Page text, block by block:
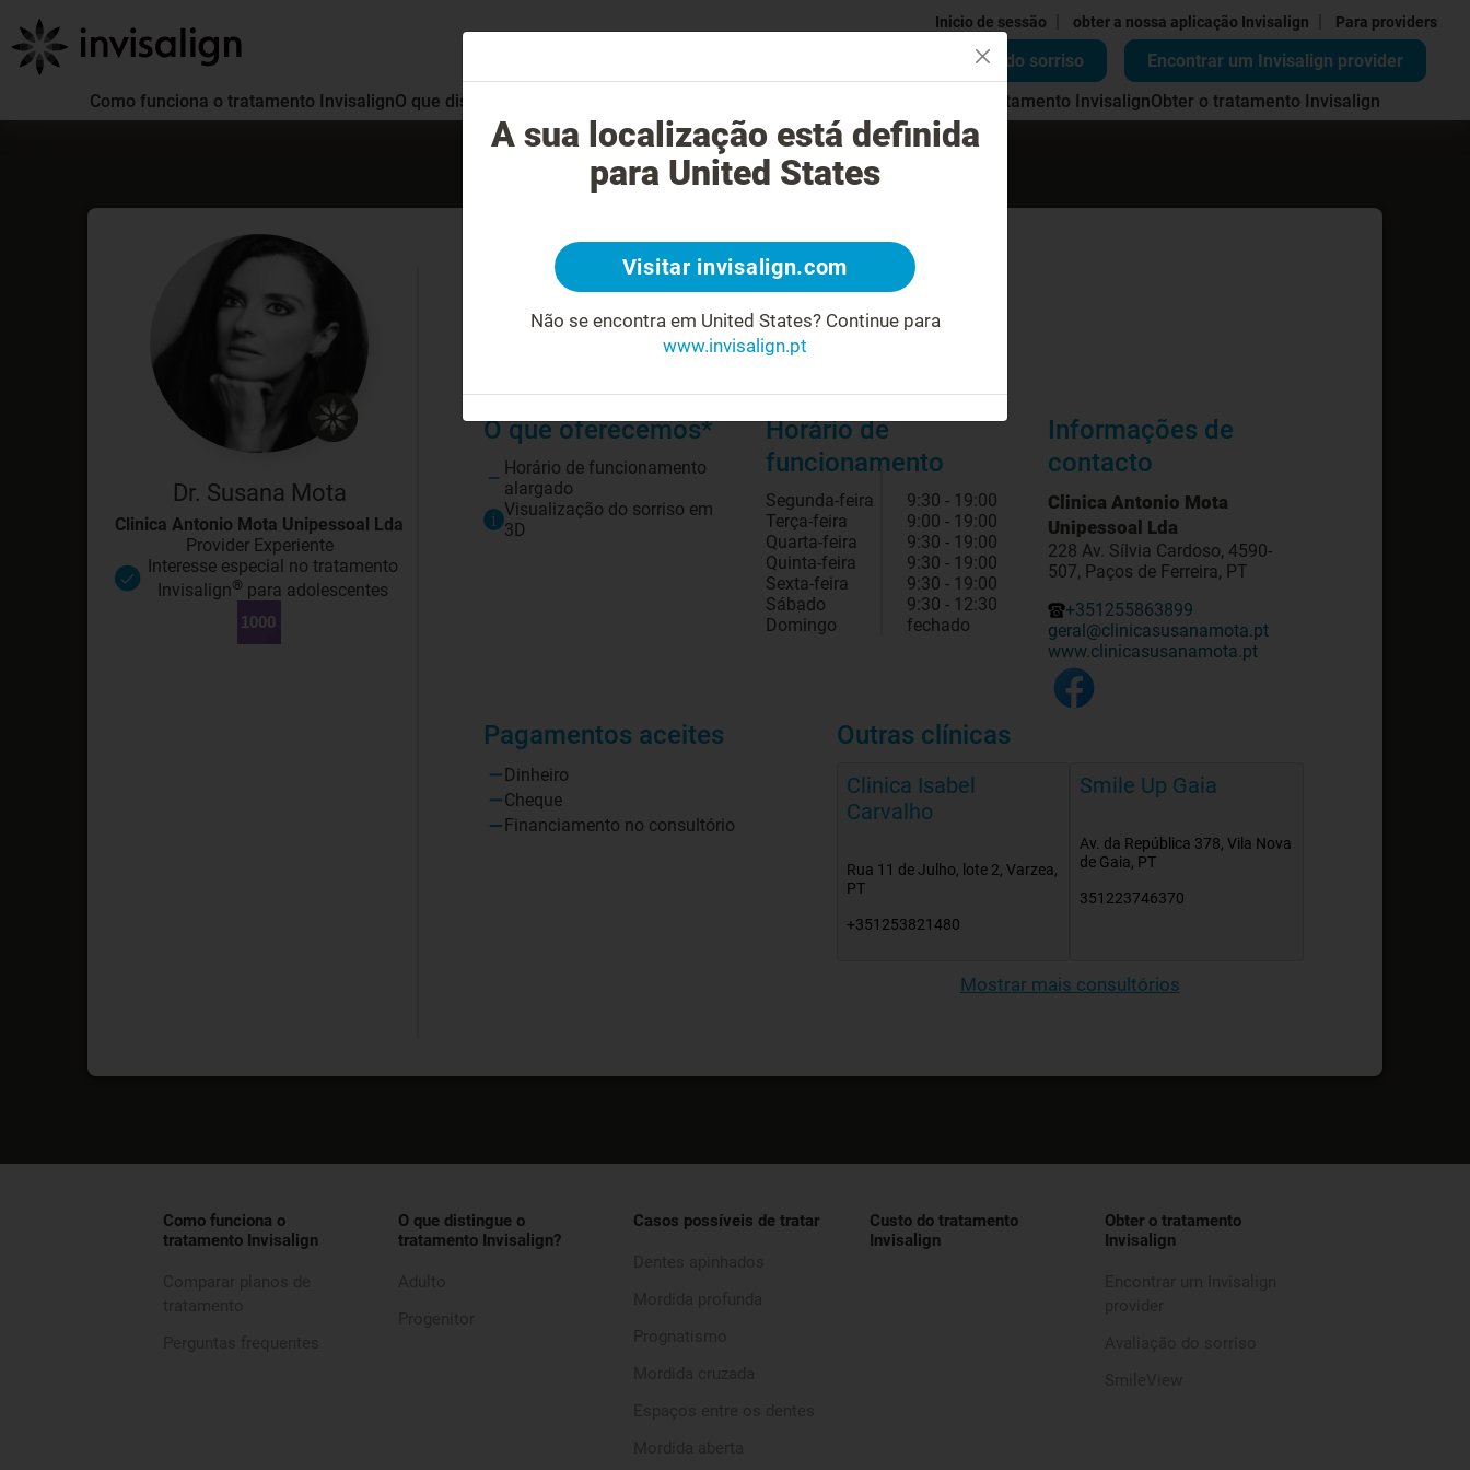
Inicio de sessão obter a nossa aplicação Invisalign Para providers
Avaliação do sorriso
Encontrar um Invisalign provider
Como funciona o tratamento InvisalignO que distingue o tratamento Invisalign? Custo do tratamento InvisalignObter o tratamento Invisalign
Dr. Susana Mota
Clinica Antonio Mota Unipessoal Lda
Provider Experiente
Interesse especial no tratamento
Invisalign® para adolescentes
Médica Dentista há 18 anos.
Prática na técnica Invisalign desde 2010.
O que oferecemos*
Horário de funcionamento
alargado
Visualização do sorriso em
3D
Horário de
funcionamento
Segunda-feira
9:30 - 19:00
Terça-feira
9:00 - 19:00
Quarta-feira
9:30 - 19:00
Quinta-feira
9:30 - 19:00
Sexta-feira
9:30 - 19:00
Sábado
9:30 - 12:30
Domingo
fechado
Informações de
contacto
Clinica Antonio Mota
Unipessoal Lda
228 Av. Sílvia Cardoso, 4590-
507, Paços de Ferreira, PT
+351255863899
geral@clinicasusanamota.pt
www.clinicasusanamota.pt
Pagamentos aceites
Dinheiro
Cheque
Financiamento no consultório
Outras clínicas
Clinica Isabel
Carvalho
Rua 11 de Julho, lote 2, Varzea,
PT
+351253821480
Smile Up Gaia
Av. da República 378, Vila Nova
de Gaia, PT
351223746370
Mostrar mais consultórios
Como funciona o
tratamento Invisalign
O que distingue o
tratamento Invisalign?
Casos possíveis de tratar
Custo do tratamento
Invisalign
Obter o tratamento
Invisalign
A sua localização está definida
para United States
Visitar invisalign.com
Não se encontra em United States? Continue para
www.invisalign.pt